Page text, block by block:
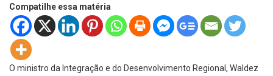
Compatilhe essa matéria
O ministro da Integração e do Desenvolvimento Regional, Waldez